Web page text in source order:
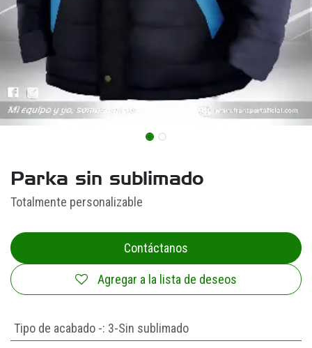
Parka sin sublimado
Totalmente personalizable
Contáctanos
Agregar a la lista de deseos
Tipo de acabado -: 3-Sin sublimado